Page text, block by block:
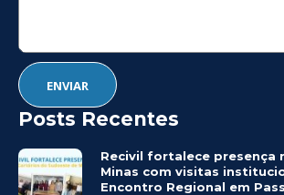
Posts Recentes
Recivil fortalece presença
Minas com visitas
Encontro Regional em